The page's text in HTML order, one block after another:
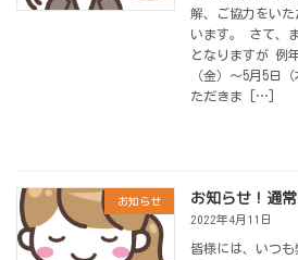
解、ご協力をい
います。 さて、
となりますが 例
（金）～5月5日
ただきま […]
お知らせ お知らせ！通
2022年4月11日
皆様には、いつ